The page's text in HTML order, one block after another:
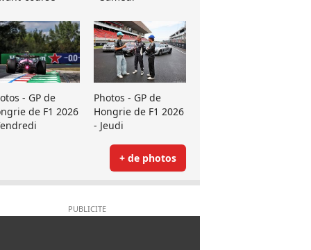
- GP de
de F1 2026
Photos - GP de
Hongrie de F1 2026
- Jeudi
+ de photos